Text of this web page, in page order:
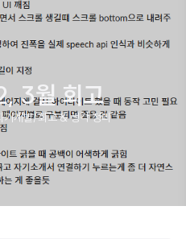
3월 회고
기계발/회고 & 생각 정리